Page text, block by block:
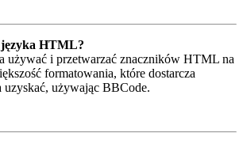
języka HTML?
używać i przetwarzać znaczników HTML na
formatowania, które dostarcza
używając BBCode.